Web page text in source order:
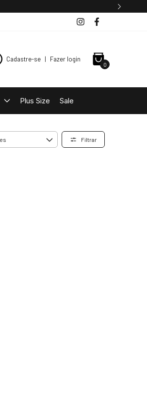
Cadastre-se | Fazer login
0
Plus Size Sale
Filtrar